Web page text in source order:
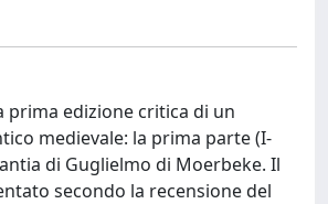
prima edizione critica di un
medievale: la prima parte (I-
di Guglielmo di Moerbeke. Il
secondo la recensione del